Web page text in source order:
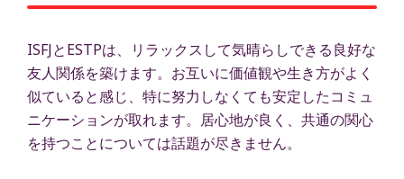
ISFJとESTPは、リラックスして気晴らしできる良好な
友人関係を築けます。お互いに価値観や生き方がよく
似ていると感じ、特に努力しなくても安定したコミュ
ニケーションが取れます。居心地が良く、共通の関心
を持つことについては話題が尽きません。